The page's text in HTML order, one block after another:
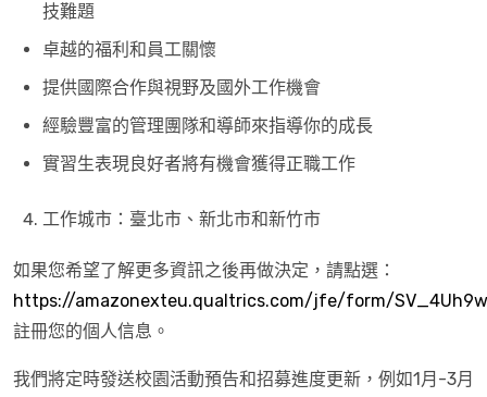
技難題
卓越的福利和員工關懷
提供國際合作與視野及國外工作機會
經驗豐富的管理團隊和導師來指導你的成長
實習生表現良好者將有機會獲得正職工作
工作城市：臺北市、新北市和新竹市
如果您希望了解更多資訊之後再做決定，請點選：
https://amazonexteu.qualtrics.com/jfe/form/
註冊您的個人信息。
我們將定時發送校園活動預告和招募進度更新，例如1月-3月